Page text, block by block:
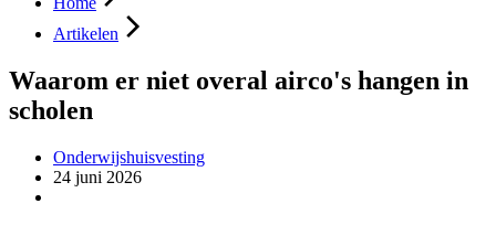
Artikelen
Waarom er niet overal airco's hangen in
scholen
Onderwijshuisvesting
24 juni 2026